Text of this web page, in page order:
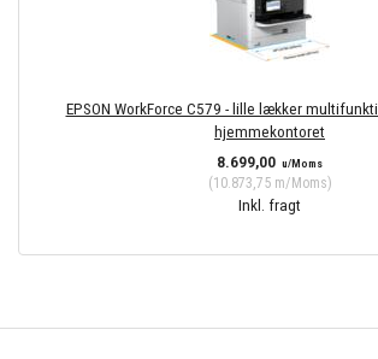
EPSON WorkForce C579 - lille lækker
hjemmekontoret
8.699,00 u/Moms
(10.873,75m/Moms)
Inkl. fragt